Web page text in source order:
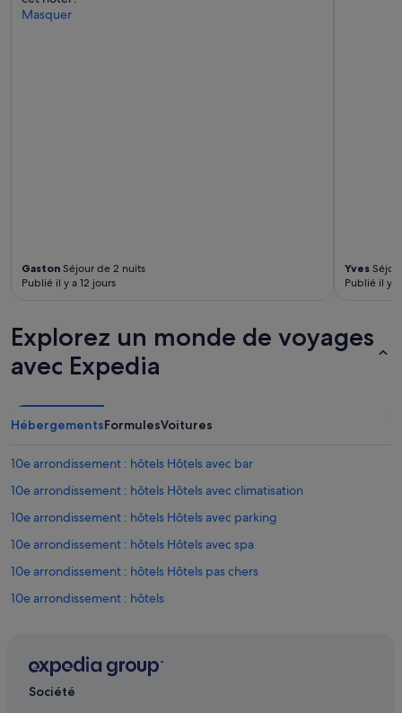
Masquer
Gaston Séjour de 2 nuits
Publié il y a 12 jours
Yves
Publié il y
Explorez un monde de voyages
avec Expedia
HébergementsFormulesVoitures
10e arrondissement : hôtels Hôtels avec bar
10e arrondissement : hôtels Hôtels avec climatisation
10e arrondissement : hôtels Hôtels avec parking
10e arrondissement : hôtels Hôtels avec spa
10e arrondissement : hôtels Hôtels pas chers
10e arrondissement : hôtels
3e arrondissement : hôtels Hôtels avec suites
Société